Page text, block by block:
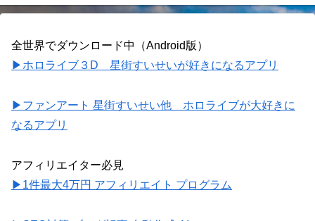
ビス終了】
全世界でダウンロード中（Android版）
▶ホロライブ３D 星街すいせいが好きになるアプリ
▶ファンアート 星街すいせい他 ホロライブが大好きに
なるアプリ
アフィリエイター必見
▶1件最大4万円 アフィリエイト プログラム